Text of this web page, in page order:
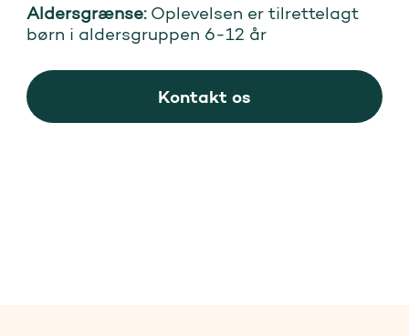
Aldersgrænse:Oplevelsen er tilrettelagt
børn i aldersgruppen 6-12 år
Kontakt os